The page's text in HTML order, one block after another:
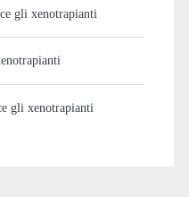
gli xenotrapianti
gli xenotrapianti